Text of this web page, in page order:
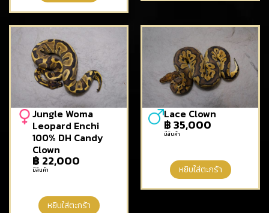
Jungle Woma
Leopard Enchi
100% DH Candy
Clown
฿ 22,000
มีสินค้า
หยิบใส่ตะกร้า
Lace Clown
฿35,000
มีสินค้า
หยิบใส่ตะกร้า